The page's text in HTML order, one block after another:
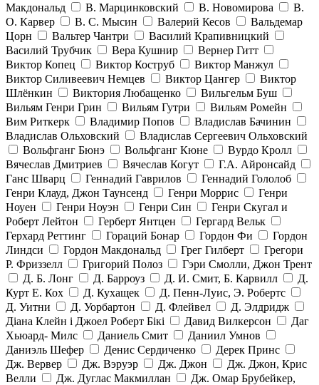
Макдональд
В. Марцинковский В. Новомирова
В.
О. Карвер
В. С. Мысин Валерий Кесов
Вальдемар
Цорн
Вальтер Чантри
Василий Крапивницкий
Василий Трубчик
Вера Кушнир
Вернер Гитт
Виктор Копец
Виктор Коструб
Виктор Манжул
Виктор Силивеевич Немцев
Виктор Цангер
Виктор
Шлёнкин
Виктория Любащенко
Вильгельм Буш
Вильям Генри Грин
Вильям Гутри
Вильям Ромейн
Вим Риткерк
Владимир Попов
Владислав Бачинин
Владислав Ольховский
Владислав Сергеевич Ольховский
Вольфганг Бюнэ
Вольфганг Кюне
Вурдо Кролл
Вячеслав Дмитриев
Вячеслав Когут
Г.А. Айронсайд
Ганс Шварц
Геннадий Гаврилов
Геннадий Гололоб
Генри Клауд, Джон Таунсенд
Генри Моррис
Генри
Ноуен
Генри Ноуэн Генри Син
Генри Скугал и
Роберт Лейтон
Герберт Янтцен
Гергард Вельк
Герхард Реттинг
Гораций Бонар Гордон Фи
Гордон
Линдси
Гордон Макдональд Грег Гилберт
Грегори
Р. Фриззелл
Григорий Полоз
Гэри Смолли, Джон Трент
Д. Б. Лонг
Д. Барроуз Д. И. Смит, Б. Карвилл
Д.
Курт Е. Кох
Д. Кухащек
Д. Пенн-Луис, Э. Робертс
Д. Уитни
Д. Уорбартон Д. Флейвел
Д. Элдридж
Діана Клейн і Джоел Роберт Бікі
Давид Вилкерсон
Даг
Хьюард- Милс
Даниель Смит
Даниил Умнов
Даниэль Шефер
Денис Сердиченко
Дерек Принс
Дж. Вервер
Дж. Вэруэр Дж. Джон
Дж. Джон, Крис
Велли
Дж. Дуглас Макмиллан
Дж. Омар Брубейкер,